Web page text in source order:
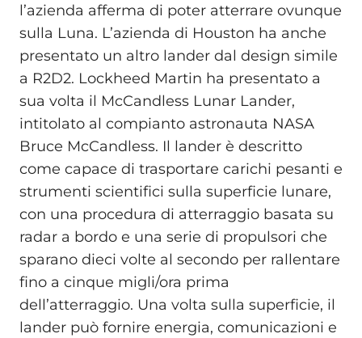
l’azienda afferma di poter atterrare ovunque
sulla Luna. L’azienda di Houston ha anche
presentato un altro lander dal design simile
a R2D2. Lockheed Martin ha presentato a
sua volta il McCandless Lunar Lander,
intitolato al compianto astronauta NASA
Bruce McCandless. Il lander è descritto
come capace di trasportare carichi pesanti e
strumenti scientifici sulla superficie lunare,
con una procedura di atterraggio basata su
radar a bordo e una serie di propulsori che
sparano dieci volte al secondo per rallentare
fino a cinque migli/ora prima
dell’atterraggio. Una volta sulla superficie, il
lander può fornire energia, comunicazioni e